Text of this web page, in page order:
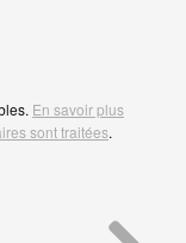
En savoir plus
sont traitées.